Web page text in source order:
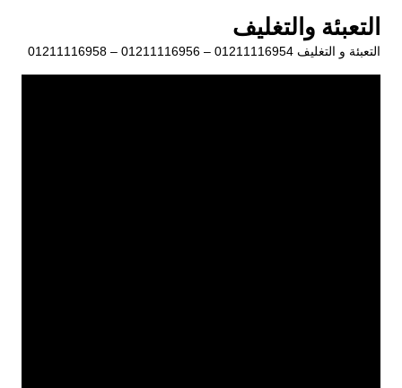
المحتوى
التعبئة والتغليف
التعبئة و التغليف 01211116954 – 01211116956 – 01211116958